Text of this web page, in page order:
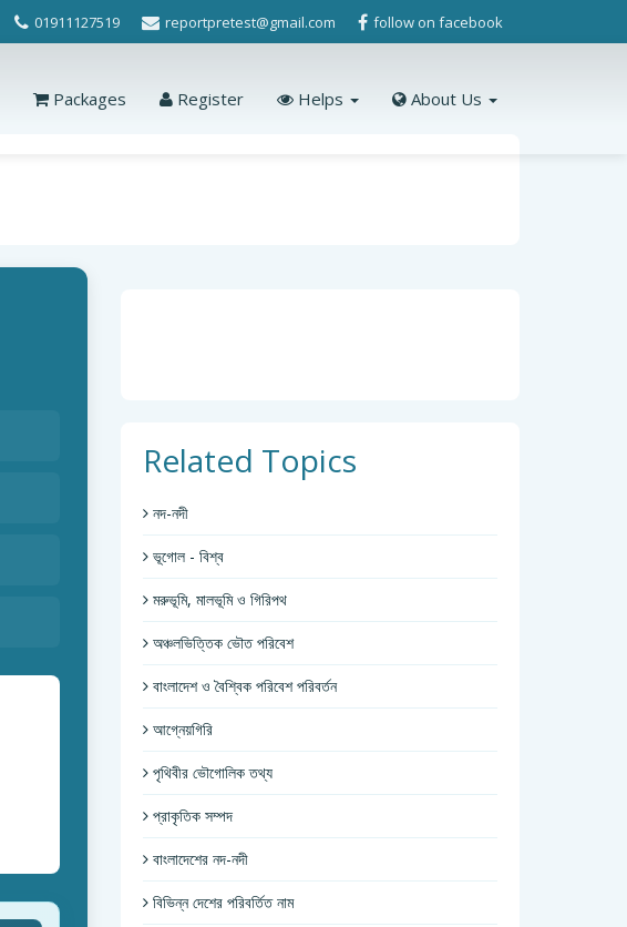
01911127519 reportpretest@gmail.com follow on facebook
Packages Register Helps About Us
Related Topics
নদ-নদী
ভূগোল - বিশ্ব
মরুভূমি, মালভূমি ও গিরিপথ
অঞ্চলভিত্তিক ভৌত পরিবেশ
বাংলাদেশ ও বৈশ্বিক পরিবেশ পরিবর্তন
আগ্নেয়গিরি
পৃথিবীর ভৌগোলিক তথ্য
প্রাকৃতিক সম্পদ
বাংলাদেশের নদ-নদী
বিভিন্ন দেশের পরিবর্তিত নাম